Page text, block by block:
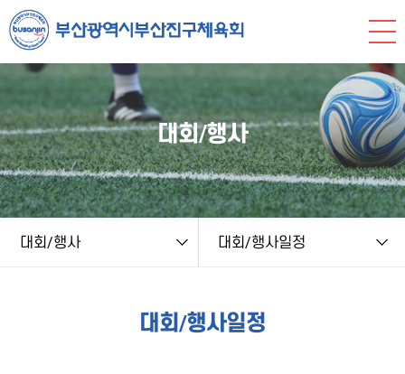
본문 바로가기
string(9) "board.php" string(8) "schedule" NULL
대회/행사
대회/행사 대회/행사일정
대회/행사일정